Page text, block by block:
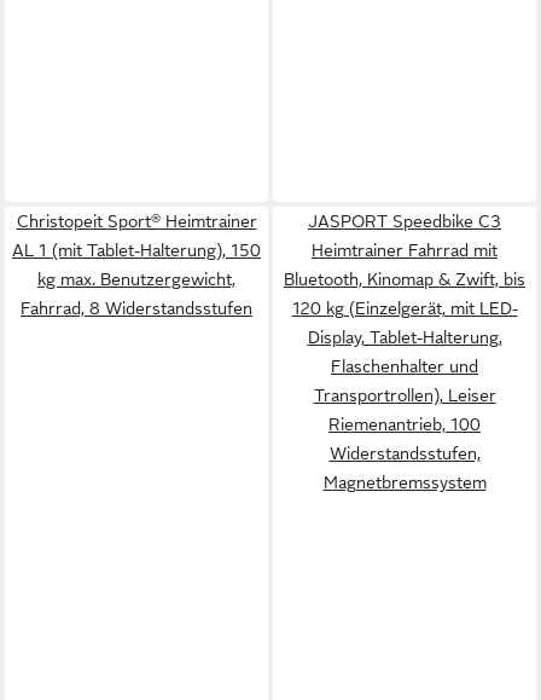
Christopeit Sport® Heimtrainer
AL 1 (mit Tablet-Halterung), 150
kg max. Benutzergewicht,
Fahrrad, 8 Widerstandsstufen
JASPORT Speedbike C3
Heimtrainer Fahrrad mit
Bluetooth, Kinomap & Zwift, bis
120 kg (Einzelgerät, mit LED-
Display, Tablet-Halterung,
Flaschenhalter und
Transportrollen), Leiser
Riemenantrieb, 100
Widerstandsstufen,
Magnetbremssystem